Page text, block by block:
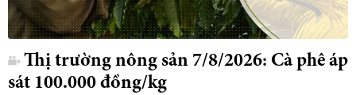
Thị trường nông sản 7/8/2026: Cà phê áp
sát 100.000 đồng/kg